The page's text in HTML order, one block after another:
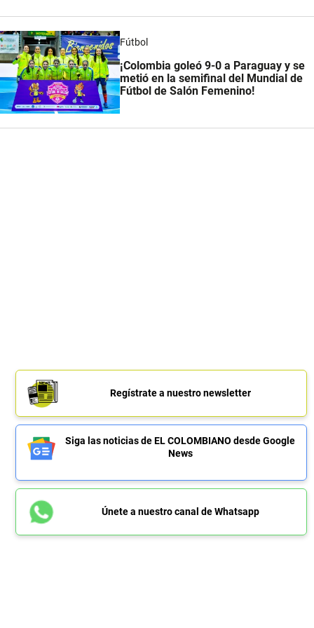
Fútbol
¡Colombia goleó 9-0 a Paraguay y se
metió en la semifinal del Mundial de
Fútbol de Salón Femenino!
Regístrate a nuestro newsletter
Siga las noticias de EL COLOMBIANO desde Google
News
Únete a nuestro canal de Whatsapp